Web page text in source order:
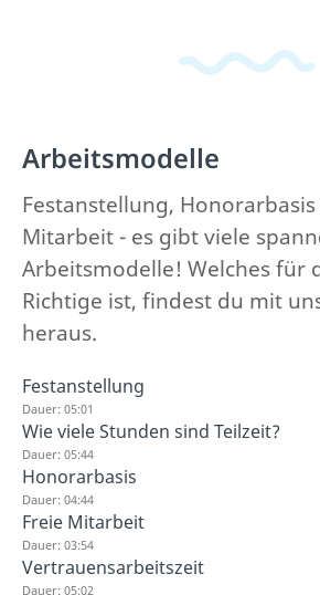
Arbeitsmodelle
Festanstellung,
Mitarbeit - es gibt viele
Arbeitsmodelle! Welches für
Richtige ist, findest du mit
heraus.
Festanstellung
Dauer: 05:01
Wie viele Stunden sind Teilzeit?
Dauer: 05:44
Honorarbasis
Dauer: 04:44
Freie Mitarbeit
Dauer: 03:54
Vertrauensarbeitszeit
Dauer: 05:02